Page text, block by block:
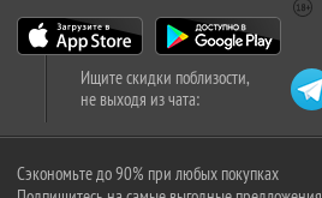
Ищите скидки поблизости,
не выходя из чата:
Сэкономьте до 90% при любых покупках